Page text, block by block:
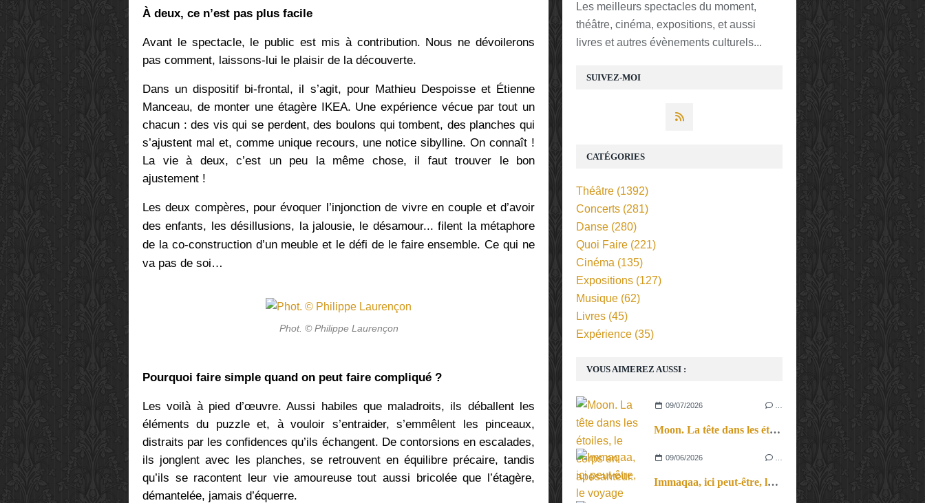
À deux, ce n’est pas plus facile
Avant le spectacle, le public est mis à contribution. Nous ne dévoilerons
pas comment, laissons-lui le plaisir de la découverte.
Dans un dispositif bi-frontal, il s’agit, pour Mathieu Despoisse et Étienne
Manceau, de monter une étagère IKEA. Une expérience vécue par tout un
chacun : des vis qui se perdent, des boulons qui tombent, des planches qui
s’ajustent mal et, comme unique recours, une notice sibylline. On connaît !
La vie à deux, c’est un peu la même chose, il faut trouver le bon
ajustement !
Les deux compères, pour évoquer l’injonction de vivre en couple et d’avoir
des enfants, les désillusions, la jalousie, le désamour... filent la métaphore
de la co-construction d’un meuble et le défi de le faire ensemble. Ce qui ne
va pas de soi…
Phot. © Philippe Laurençon
Pourquoi faire simple quand on peut faire compliqué ?
Les voilà à pied d’œuvre. Aussi habiles que maladroits, ils déballent les
éléments du puzzle et, à vouloir s’entraider, s’emmêlent les pinceaux,
distraits par les confidences qu’ils échangent. De contorsions en escalades,
ils jonglent avec les planches, se retrouvent en équilibre précaire, tandis
qu’ils se racontent leur vie amoureuse tout aussi bricolée que l’étagère,
démantelée, jamais d’équerre.
SUIVEZ-MOI
Les meilleurs spectacles du moment,
théâtre, cinéma, expositions, et aussi
livres et autres évènements culturels...
VOUS AIMEREZ AUSSI :
09/07/2026
Moon. La tête dans les étoiles, le corps en apesanteur.
09/06/2026
Immaqaa, ici peut-être, le voyage des acrobates dans un paysage incertain.
CATÉGORIES
Théâtre (1392)
Concerts (281)
Danse (280)
Quoi Faire (221)
Cinéma (135)
Expositions (127)
Musique (62)
Livres (45)
Expérience (35)